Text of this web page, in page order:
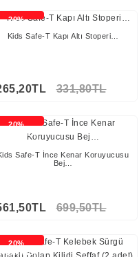
20%
Stokta Yok
Kids Safe-T Kapı Altı Stoperi…
331,80TL
20%
İNDİRİMLİ
Safe-T İnce Kenar Koruyucusu
Bej…
699,50TL
20%